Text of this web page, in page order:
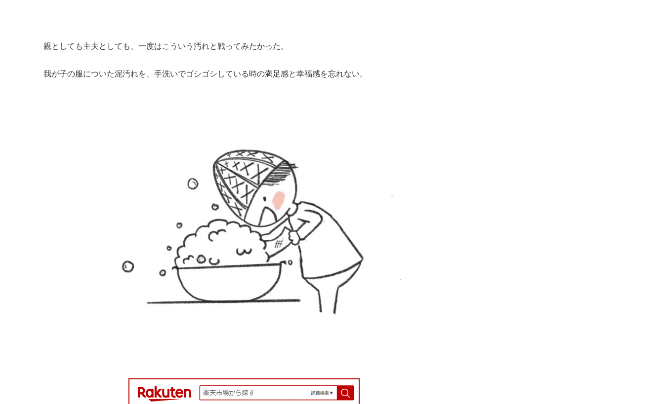
親としても主夫としても、一度はこういう汚れと戦ってみたかった。
我が子の服についた泥汚れを、手洗いでゴシゴシしている時の満足感と幸福感を忘れない。